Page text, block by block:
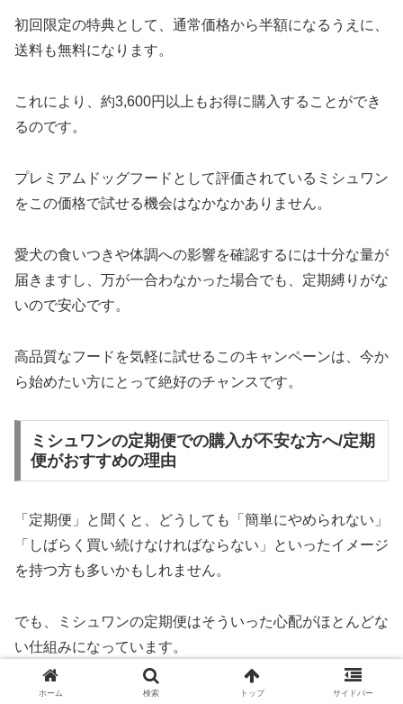
初回限定の特典として、通常価格から半額になるうえに、
送料も無料になります。
これにより、約3,600円以上もお得に購入することができ
るのです。
プレミアムドッグフードとして評価されているミシュワン
をこの価格で試せる機会はなかなかありません。
愛犬の食いつきや体調への影響を確認するには十分な量が
届きますし、万が一合わなかった場合でも、定期縛りがな
いので安心です。
高品質なフードを気軽に試せるこのキャンペーンは、今か
ら始めたい方にとって絶好のチャンスです。
ミシュワンの定期便での購入が不安な方へ/定期
便がおすすめの理由
「定期便」と聞くと、どうしても「簡単にやめられない」
「しばらく買い続けなければならない」といったイメージ
を持つ方も多いかもしれません。
でも、ミシュワンの定期便はそういった心配がほとんどな
い仕組みになっています。
たとえば、初回だけ試して解約することも可能ですし、マ
ホーム 検索 トップ サイドバー